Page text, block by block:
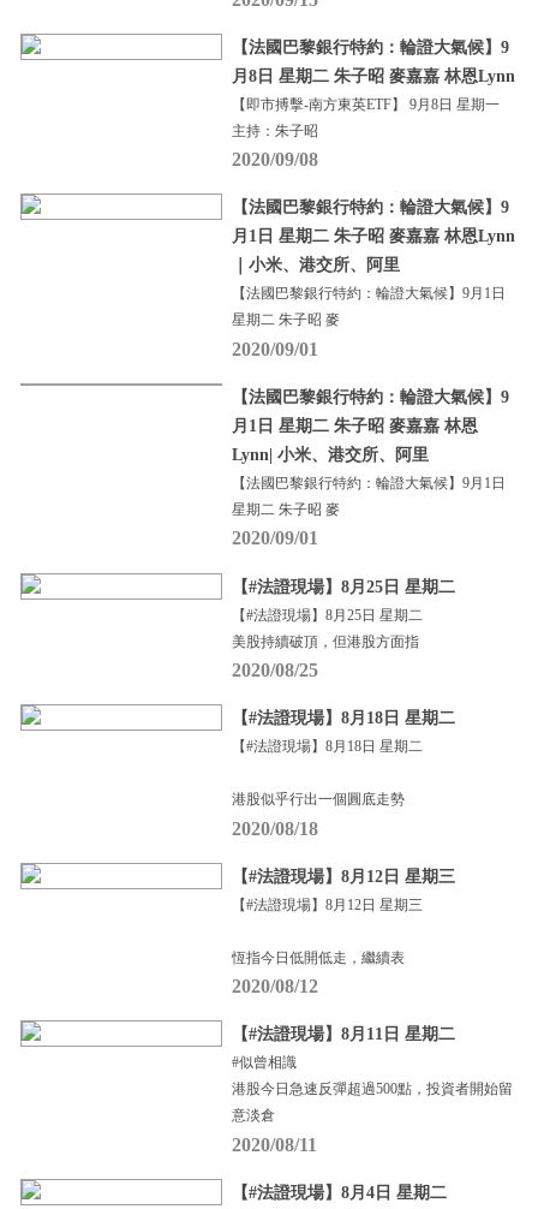
【法國巴黎銀行特約：輪證大氣候】9
月8日 星期二 朱子昭 麥嘉嘉 林恩Lynn
【即市搏擊-南方東英ETF】 9月8日 星期一
主持：朱子昭
2020/09/08
【法國巴黎銀行特約：輪證大氣候】9
月1日 星期二 朱子昭 麥嘉嘉 林恩Lynn
｜小米、港交所、阿里
【法國巴黎銀行特約：輪證大氣候】9月1日
星期二 朱子昭 麥
2020/09/01
【法國巴黎銀行特約：輪證大氣候】9
月1日 星期二 朱子昭 麥嘉嘉 林恩
Lynn| 小米、港交所、阿里
【法國巴黎銀行特約：輪證大氣候】9月1日
星期二 朱子昭 麥
2020/09/01
【#法證現場】8月25日 星期二
【#法證現場】8月25日 星期二
美股持續破頂，但港股方面指
2020/08/25
【#法證現場】8月18日 星期二
【#法證現場】8月18日 星期二
港股似乎行出一個圓底走勢
2020/08/18
【#法證現場】8月12日 星期三
【#法證現場】8月12日 星期三
恆指今日低開低走，繼續表
2020/08/12
【#法證現場】8月11日 星期二
#似曾相識
港股今日急速反彈超過500點，投資者開始留
意淡倉
2020/08/11
【#法證現場】8月4日 星期二